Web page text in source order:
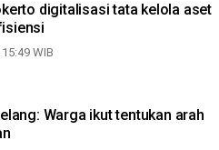
digitalisasi tata kelola aset
WIB
Warga ikut tentukan arah